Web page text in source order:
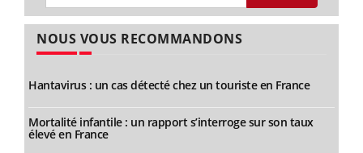
NOUS VOUS RECOMMANDONS
Hantavirus : un cas détecté chez un touriste en France
Mortalité infantile : un rapport s’interroge sur son taux
élevé en France